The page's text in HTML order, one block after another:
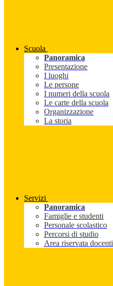
Scuola
Panoramica
Presentazione
I luoghi
Le persone
I numeri della scuola
Le carte della scuola
Organizzazione
La storia
Servizi
Panoramica
Famiglie e studenti
Personale scolastico
Percorsi di studio
Area riservata docenti